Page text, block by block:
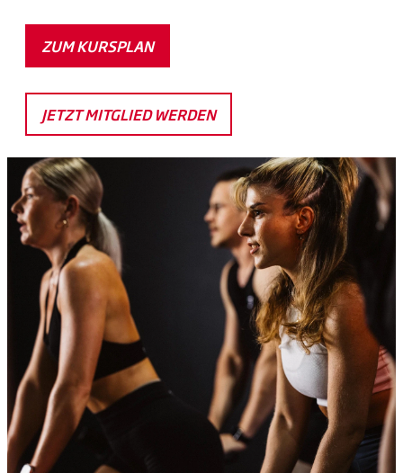
ZUM KURSPLAN
JETZT MITGLIED WERDEN